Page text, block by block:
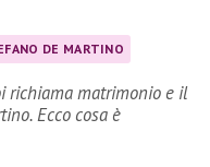
DE MARTINO
richiama matrimonio e il
Ecco cosa è